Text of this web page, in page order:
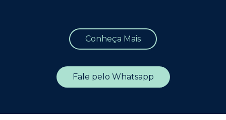
Conheça Mais
Fale pelo Whatsapp